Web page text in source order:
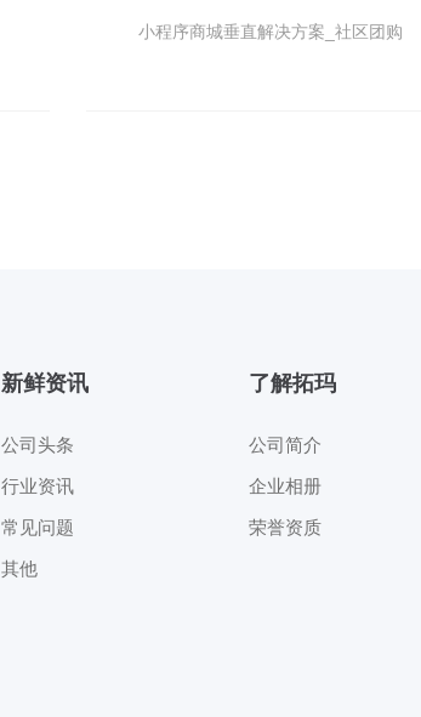
小程序商城垂直解决方案_社区团购
新鲜资讯
公司头条
行业资讯
常见问题
其他
了解拓玛
公司简介
企业相册
荣誉资质